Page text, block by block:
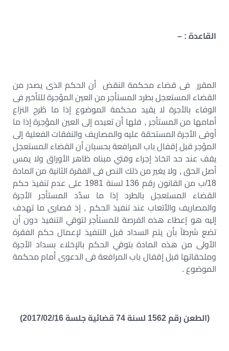
القاعدة : –
المقرر فى قضاء محكمة النقض أن الحكم الذى يصدر من
القضاء المستعجل بطرد المستأجر من العين المؤجرة للتأخير فى
الوفاء بالأجرة لا يقيد محكمة الموضوع إذا ما طُرح النزاع
أمامها من المستأجر , فلها أن تعيده إلى العين المؤجرة إذا ما
أوفى الأجرة المستحقة عليه والمصاريف والنفقات الفعلية إلى
المؤجر قبل إقفال باب المرافعة بحسبان أن القضاء المستعجل
يقف عند حد اتخاذ إجراء وقتي مبناه ظاهر الأوراق ولا يمس
أصل الحق , ولا يغير من ذلك النص فى الفقرة الثانية من المادة
18/ب من القانون رقم 136 لسنة 1981 على عدم تنفيذ حكم
القضاء المستعجل بالطرد إذا ما سدَّد المستأجر الأجرة
والمصاريف والأتعاب عند تنفيذ الحكم , إذ قصارى ما تهدف
إليه هو إعطاء هذه الفرصة للمستأجر لتوقي التنفيذ دون أن
تضع شرطاً بأن يتم السداد قبل التنفيذ لإعمال حكم الفقرة
الأولى من هذه المادة بتوقي الحكم بالإخلاء بسداد الأجرة
وملحقاتها قبل إقفال باب المرافعة فى الدعوى أمام محكمة
الموضوع .
(الطعن رقم 1562 لسنة 74 قضائية جلسة 2017/02/16)